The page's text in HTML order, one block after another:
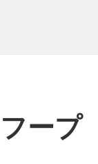
フープ